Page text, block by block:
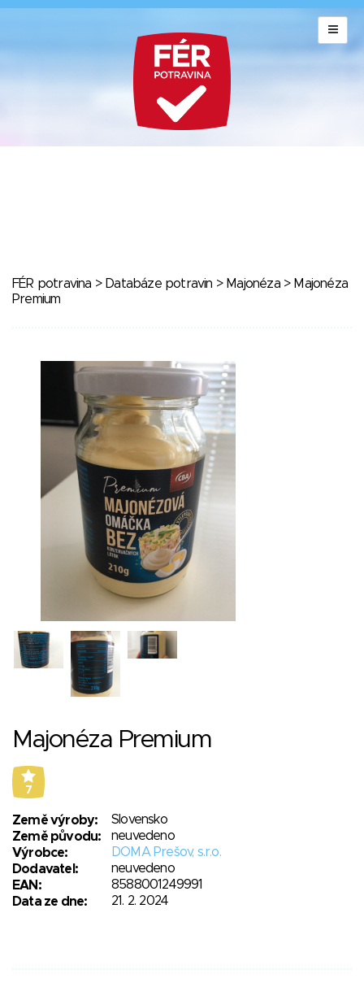
FÉR potravina > Databáze potravin > Majonéza> Majonéza
Premium
Majonéza Premium
7
Země výroby:
Slovensko
Země původu:
neuvedeno
Výrobce:
DOMA Prešov, s.r.o.
Dodavatel:
neuvedeno
EAN:
8588001249991
Data ze dne:
21. 2. 2024